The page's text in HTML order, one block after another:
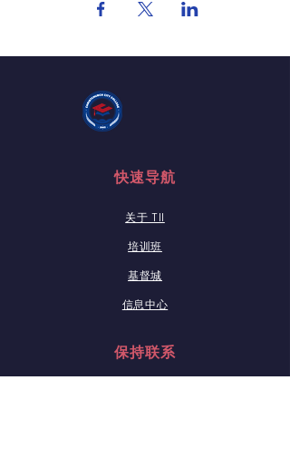
快速导航
关于 TII
培训班
基督城
信息中心
保持联系